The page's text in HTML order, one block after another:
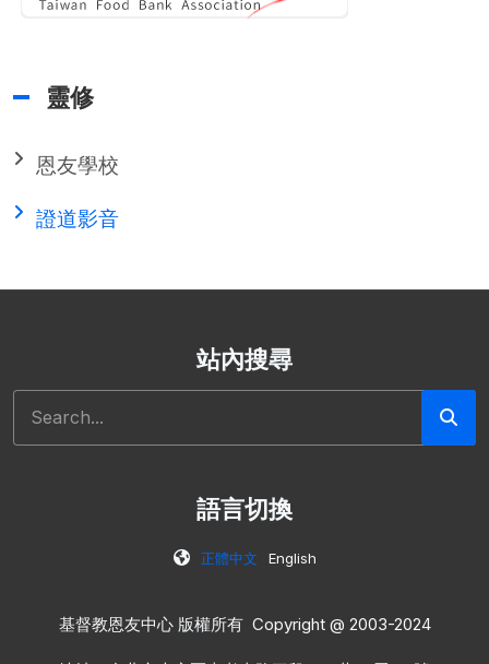
靈修
恩友學校
證道影音
站內搜尋
語言切換
正體中文 English
基督教恩友中心 版權所有 Copyright @ 2003-2024